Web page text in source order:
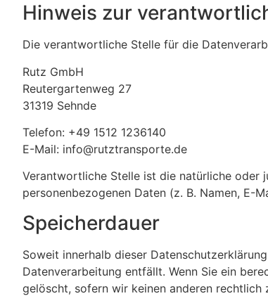
Hinweis zur
Die verantwortliche Stelle für die
Rutz GmbH
Reutergartenweg 27
31319 Sehnde
Telefon: +49 1512 1236140
E-Mail: info@rutztransporte.de
Verantwortliche Stelle ist die natürliche oder
personenbezogenen Daten (z. B. Namen, E-
Speicherdauer
Soweit innerhalb dieser
Datenverarbeitung entfällt. Wenn Sie ein
gelöscht, sofern wir keinen anderen